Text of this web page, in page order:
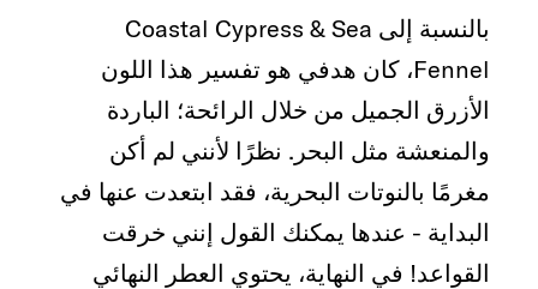
بالنسبة إلى Coastal Cypress & Sea
Fennel، كان هدفي هو تفسير هذا اللون
الأزرق الجميل من خلال الرائحة؛ الباردة
والمنعشة مثل البحر. نظرًا لأنني لم أكن
مغرمًا بالنوتات البحرية، فقد ابتعدت عنها في
البداية - عندها يمكنك القول إنني خرقت
القواعد! في النهاية، يحتوي العطر النهائي